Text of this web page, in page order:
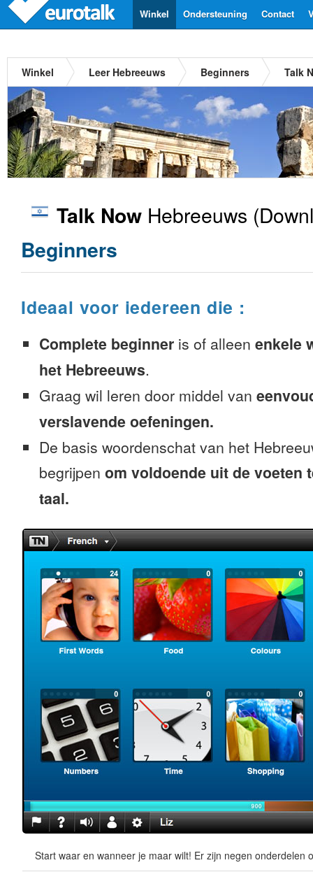
Contact
Ondersteuning
Winkel
Winkel Leer Hebreeuws Beginners Talk
Talk Now Hebreeuws
Beginners
Ideaal voor iedereen die :
Complete beginner is of alleen enkele
het Hebreeuws.
Graag wil leren door middel van
verslavende oefeningen.
De basis woordenschat van het
begrijpen om voldoende uit de voeten
taal.
Start waar en wanneer je maar wilt! Er zijn negen onderdelen